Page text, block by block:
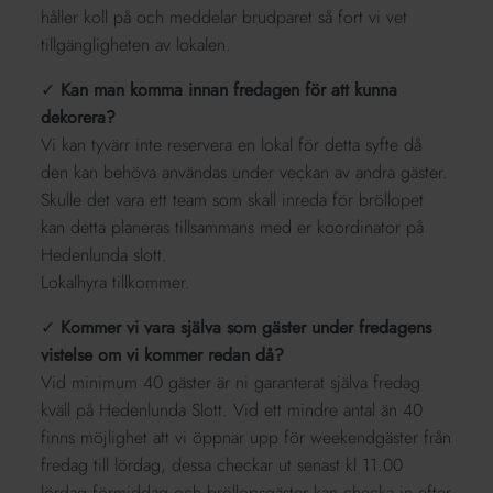
håller koll på och meddelar brudparet så fort vi vet
tillgängligheten av lokalen.
✓ Kan man komma innan fredagen för att kunna
dekorera?
Vi kan tyvärr inte reservera en lokal för detta syfte då
den kan behöva användas under veckan av andra gäster.
Skulle det vara ett team som skall inreda för bröllopet
kan detta planeras tillsammans med er koordinator på
Hedenlunda slott.
Lokalhyra tillkommer.
✓ Kommer vi vara själva som gäster under fredagens
vistelse om vi kommer redan då?
Vid minimum 40 gäster är ni garanterat själva fredag
kväll på Hedenlunda Slott. Vid ett mindre antal än 40
finns möjlighet att vi öppnar upp för weekendgäster från
fredag till lördag, dessa checkar ut senast kl 11.00